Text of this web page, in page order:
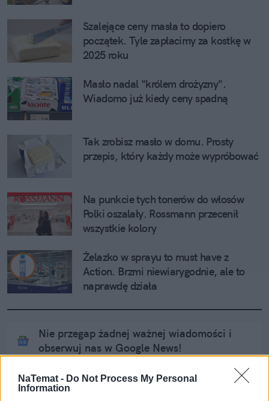
NaTemat - Do Not Process My Personal
Information
Szalejące ceny masła to dopiero
początek. Tyle zapłacimy za kostkę w
2025 roku
Masło nadal "królem drożyzny".
Wiadomo już kiedy ceny spadną
Tak zrobisz masło w domu. Prosty
przepis, który każdy może wypróbować
Na punkcie tych tonerów do włosów
Polki oszalały. Rossmann przecenił
wszystkie kolory
Żelazko w sprayu to must have z
Action. Brzmi niewiarygodnie, ale to
naprawdę działa
Nie przegap żadnej ważnej wiadomości i
obserwuj nas w Google News!
Więcej:
Zakupy Jedzenie